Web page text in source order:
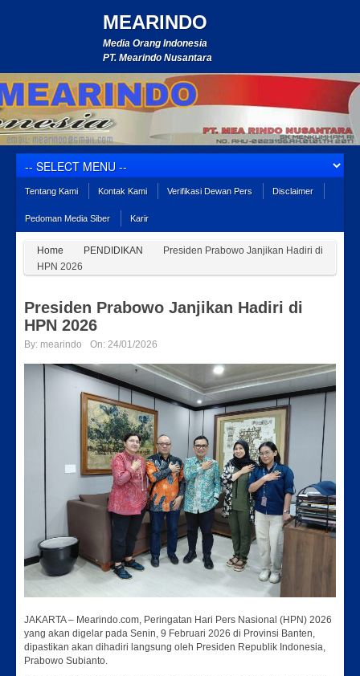
MEARINDO
Media Orang Indonesia
PT. Mearindo Nusantara
Tentang Kami Kontak Kami Verifikasi Dewan Pers Disclaimer
Pedoman Media Siber Karir
Home PENDIDIKAN
Presiden Prabowo Janjikan Hadiri di
HPN 2026
Presiden Prabowo Janjikan Hadiri di
HPN 2026
By: mearindo On: 24/01/2026
JAKARTA – Mearindo.com, Peringatan Hari Pers Nasional (HPN) 2026
yang akan digelar pada Senin, 9 Februari 2026 di Provinsi Banten,
dipastikan akan dihadiri langsung oleh Presiden Republik Indonesia,
Prabowo Subianto.